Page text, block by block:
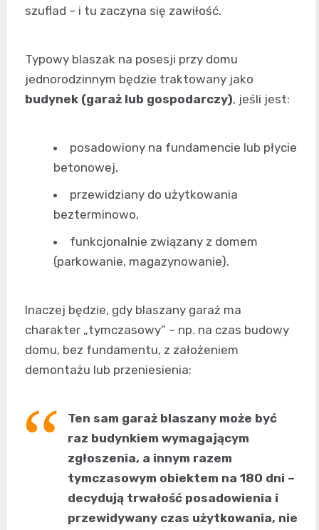
szuflad – i tu zaczyna się zawiłość.
Typowy blaszak na posesji przy domu
jednorodzinnym będzie traktowany jako
budynek (garaż lub gospodarczy), jeśli jest:
posadowiony na fundamencie lub płycie
betonowej,
przewidziany do użytkowania
bezterminowo,
funkcjonalnie związany z domem
(parkowanie, magazynowanie).
Inaczej będzie, gdy blaszany garaż ma
charakter „tymczasowy” – np. na czas budowy
domu, bez fundamentu, z założeniem
demontażu lub przeniesienia:
Ten sam garaż blaszany może być
raz budynkiem wymagającym
zgłoszenia, a innym razem
tymczasowym obiektem na 180 dni –
decydują trwałość posadowienia i
przewidywany czas użytkowania, nie